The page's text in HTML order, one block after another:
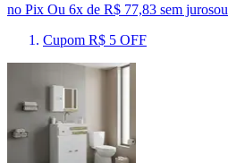
no Pix Ou 6x de R$ 77,83 sem jurosou
Cupom R$ 5 OFF